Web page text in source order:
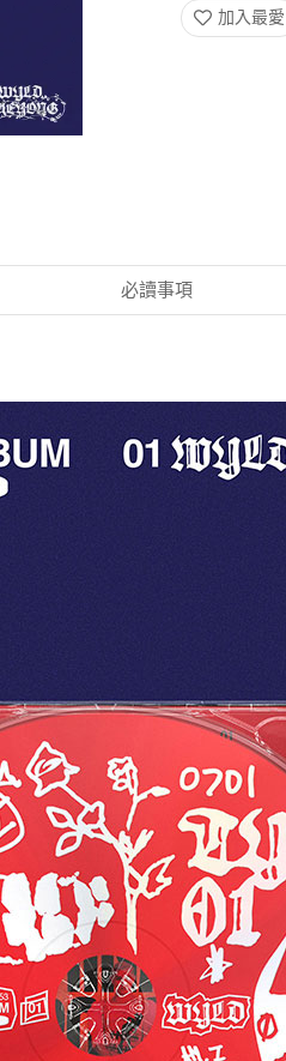
加入最愛
必讀事項